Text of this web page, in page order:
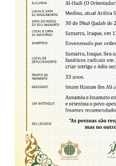
Centro Islâmico
ministro das
República
Brasil recebeu em sua
Relações Exteriores da
Kharrazi, que encontra-